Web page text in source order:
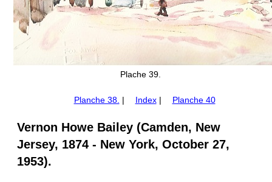
Plache 39.
Planche 38. | Index| Planche 40
Vernon Howe Bailey (Camden, New
Jersey, 1874 - New York, October 27,
1953).